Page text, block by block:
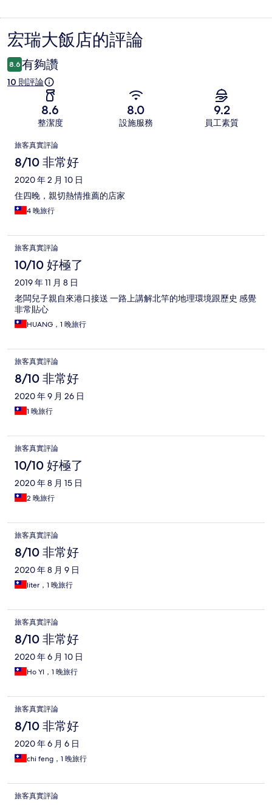
評
論
宏瑞大飯店的評論
8.6 有夠讚
10 則評論
8.6
整潔度
8.0
設施服務
9.2
員工素質
評
論
旅客真實評論
8/10 非常好
2020 年 2 月 10 日
住四晚，親切熱情推薦的店家
4 晚旅行
旅客真實評論
10/10 好極了
2019 年 11 月 8 日
老闆兒子親自來港口接送 一路上講解北竿的地理環境跟歷史 感覺
非常貼心
HUANG，1 晚旅行
旅客真實評論
8/10 非常好
2020 年 9 月 26 日
1 晚旅行
旅客真實評論
10/10 好極了
2020 年 8 月 15 日
2 晚旅行
旅客真實評論
8/10 非常好
2020 年 8 月 9 日
liter，1 晚旅行
旅客真實評論
8/10 非常好
2020 年 6 月 10 日
Ho YI，1 晚旅行
旅客真實評論
8/10 非常好
2020 年 6 月 6 日
chi feng，1 晚旅行
旅客真實評論